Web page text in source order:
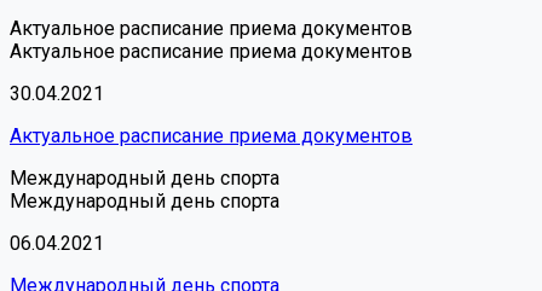
Актуальное расписание приема документов
Актуальное расписание приема документов
30.04.2021
Актуальное расписание приема документов
Международный день спорта
Международный день спорта
06.04.2021
Международный день спорта